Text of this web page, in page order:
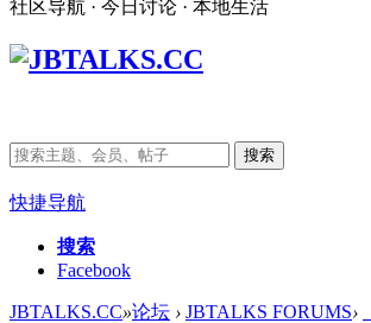
社区导航 · 今日讨论 · 本地生活
搜索
快捷导航
搜索
Facebook
JBTALKS.CC»论坛 › JBTALKS FORUMS›